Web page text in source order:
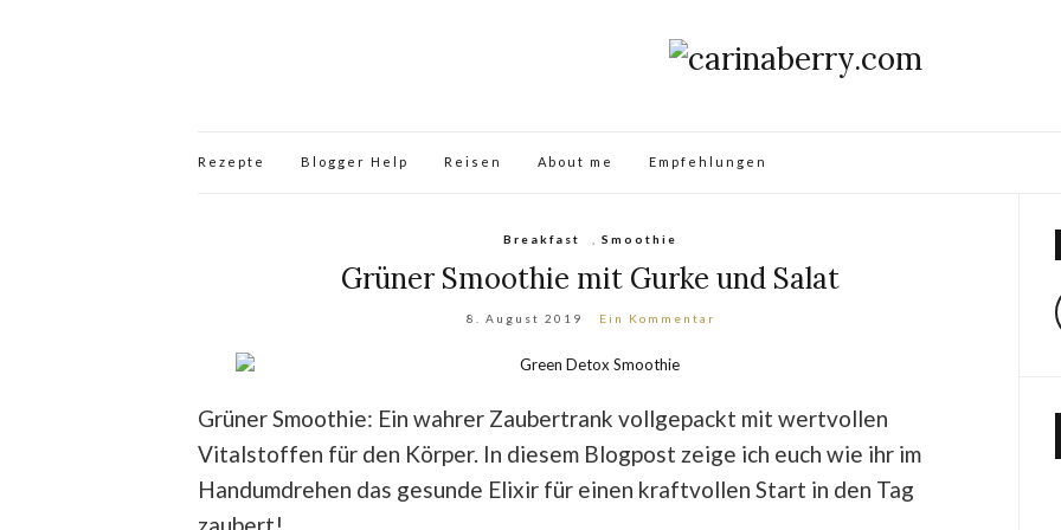
Rezepte Blogger Help Reisen About me Empfehlungen
Breakfast ,Smoothie
Grüner Smoothie mit Gurke und Salat
8. August 2019 Ein Kommentar
Grüner Smoothie: Ein wahrer Zaubertrank vollgepackt mit wertvollen
Vitalstoffen für den Körper. In diesem Blogpost zeige ich euch wie ihr im
Handumdrehen das gesunde Elixir für einen kraftvollen Start in den Tag